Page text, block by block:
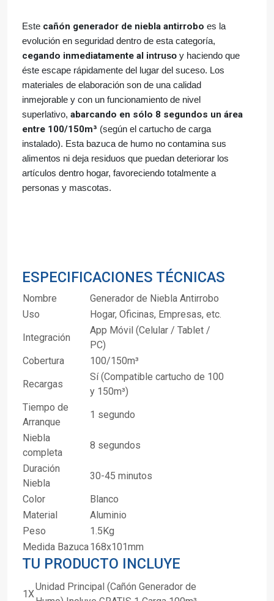
Este cañón generador de niebla antirrobo es la
evolución en seguridad dentro de esta categoría,
cegando inmediatamente al intruso y haciendo que
éste escape rápidamente del lugar del suceso. Los
materiales de elaboración son de una calidad
inmejorable y con un funcionamiento de nivel
superlativo, abarcando en sólo 8 segundos un área
entre 100/150m³ (según el cartucho de carga
instalado). Esta bazuca de humo no contamina sus
alimentos ni deja residuos que puedan deteriorar los
artículos dentro hogar, favoreciendo totalmente a
personas y mascotas.
ESPECIFICACIONES TÉCNICAS
Nombre
Generador de Niebla Antirrobo
Uso
Hogar, Oficinas, Empresas, etc.
Integración
App Móvil (Celular / Tablet /
PC)
Cobertura
100/150m³
Recargas
Sí (Compatible cartucho de 100
y 150m³)
Tiempo de
Arranque
1 segundo
Niebla
completa
8 segundos
Duración
Niebla
30-45 minutos
Color
Blanco
Material
Aluminio
Peso
1.5Kg
Medida Bazuca168x101mm
TU PRODUCTO INCLUYE
1X
Unidad Principal (Cañón Generador de